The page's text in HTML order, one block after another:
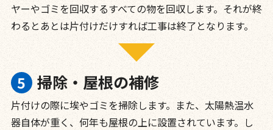
ヤーやゴミを回収するすべての物を回収します。それが終
わるとあとは片付けだけすれば工事は終了となります。
掃除・屋根の補修
片付けの際に埃やゴミを掃除します。また、太陽熱温水
器自体が重く、何年も屋根の上に設置されています。し